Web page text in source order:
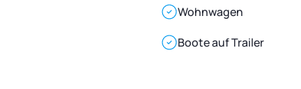
Wohnwagen
Boote auf Trailer